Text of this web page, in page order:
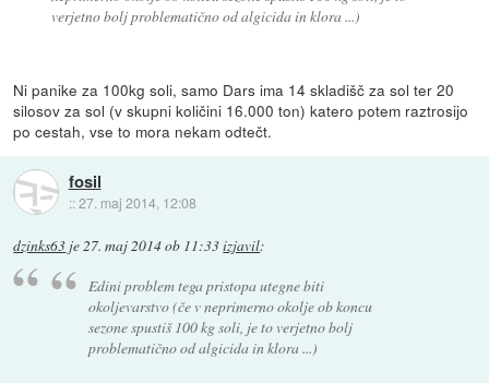
verjetno bolj problematično od algicida in klora ...)
Ni panike za 100kg soli, samo Dars ima 14 skladišč za sol ter 20
silosov za sol (v skupni količini 16.000 ton) katero potem raztrosijo
po cestah, vse to mora nekam odtečt.
fosil
::27. maj 2014, 12:08
dzinks63 je27. maj 2014 ob 11:33izjavil:
Edini problem tega pristopa utegne biti
okoljevarstvo (če v neprimerno okolje ob koncu
sezone spustiš 100 kg soli, je to verjetno bolj
problematično od algicida in klora ...)